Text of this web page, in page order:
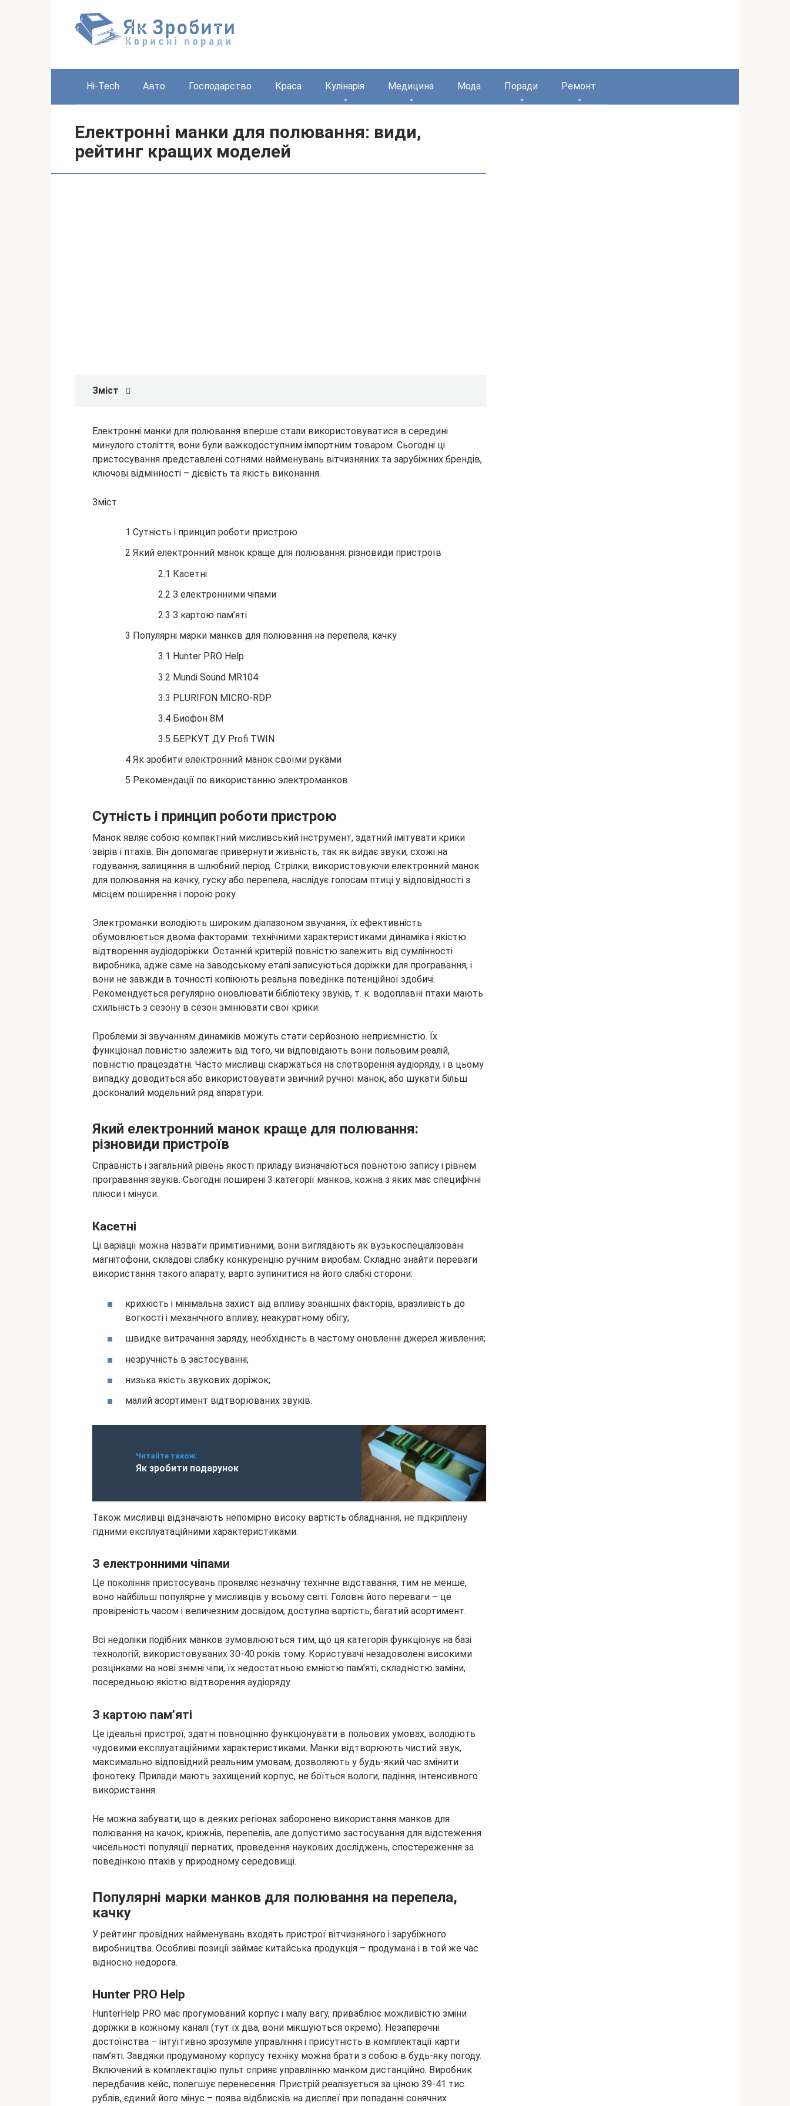
Hi-Tech Авто Господарство Краса Кулінарія Медицина Мода Поради Ремонт
Електронні манки для полювання: види,
рейтинг кращих моделей
Зміст
Електронні манки для полювання вперше стали використовуватися в середині
минулого століття, вони були важкодоступним імпортним товаром. Сьогодні ці
пристосування представлені сотнями найменувань вітчизняних та зарубіжних брендів,
ключові відмінності – дієвість та якість виконання.
Зміст
1 Сутність і принцип роботи пристрою
2 Який електронний манок краще для полювання: різновиди пристроїв
2.1 Касетні
2.2 З електронними чіпами
2.3 З картою пам’яті
3 Популярні марки манков для полювання на перепела, качку
3.1 Hunter PRO Help
3.2 Mundi Sound MR104
3.3 PLURIFON MICRO-RDP
3.4 Биофон 8М
3.5 БЕРКУТ ДУ Profi TWIN
4 Як зробити електронний манок своїми руками
5 Рекомендації по використанню электроманков
Сутність і принцип роботи пристрою
Манок являє собою компактний мисливський інструмент, здатний імітувати крики
звірів і птахів. Він допомагає привернути живність, так як видає звуки, схожі на
годування, залицяння в шлюбний період. Стрілки, використовуючи електронний манок
для полювання на качку, гуску або перепела, наслідує голосам птиці у відповідності з
місцем поширення і порою року.
Электроманки володіють широким діапазоном звучання, їх ефективність
обумовлюється двома факторами: технічними характеристиками динаміка і якістю
відтворення аудіодоріжки. Останній критерій повністю залежить від сумлінності
виробника, адже саме на заводському етапі записуються доріжки для програвання, і
вони не завжди в точності копіюють реальна поведінка потенційної здобичі.
Рекомендується регулярно оновлювати бібліотеку звуків, т. к. водоплавні птахи мають
схильність з сезону в сезон змінювати свої крики.
Проблеми зі звучанням динаміків можуть стати серйозною неприємністю. Їх
функціонал повністю залежить від того, чи відповідають вони польовим реалій,
повністю працездатні. Часто мисливці скаржаться на спотворення аудіоряду, і в цьому
випадку доводиться або використовувати звичний ручної манок, або шукати більш
досконалий модельний ряд апаратури.
Який електронний манок краще для полювання:
різновиди пристроїв
Справність і загальний рівень якості приладу визначаються повнотою запису і рівнем
програвання звуків. Сьогодні поширені 3 категорії манков, кожна з яких має специфічні
плюси і мінуси.
Касетні
Ці варіації можна назвати примітивними, вони виглядають як вузькоспеціалізовані
магнітофони, складові слабку конкуренцію ручним виробам. Складно знайти переваги
використання такого апарату, варто зупинитися на його слабкі сторони:
крихкість і мінімальна захист від впливу зовнішніх факторів, вразливість до
вогкості і механічного впливу, неакуратному обігу;
швидке витрачання заряду, необхідність в частому оновленні джерел живлення;
незручність в застосуванні;
низька якість звукових доріжок;
малий асортимент відтворюваних звуків.
Читайте також:
Як зробити подарунок
Також мисливці відзначають непомірно високу вартість обладнання, не підкріплену
гідними експлуатаційними характеристиками.
З електронними чіпами
Це покоління пристосувань проявляє незначну технічне відставання, тим не менше,
воно найбільш популярне у мисливців у всьому світі. Головні його переваги – це
провіреність часом і величезним досвідом, доступна вартість, багатий асортимент.
Всі недоліки подібних манков зумовлюються тим, що ця категорія функціонує на базі
технологій, використовуваних 30-40 років тому. Користувачі незадоволені високими
розцінками на нові знімні чіпи, їх недостатньою ємністю пам’яті, складністю заміни,
посередньою якістю відтворення аудіоряду.
З картою пам’яті
Це ідеальні пристрої, здатні повноцінно функціонувати в польових умовах, володіють
чудовими експлуатаційними характеристиками. Манки відтворюють чистий звук,
максимально відповідний реальним умовам, дозволяють у будь-який час змінити
фонотеку. Прилади мають захищений корпус, не боїться вологи, падіння, інтенсивного
використання.
Не можна забувати, що в деяких регіонах заборонено використання манков для
полювання на качок, крижнів, перепелів, але допустимо застосування для відстеження
чисельності популяції пернатих, проведення наукових досліджень, спостереження за
поведінкою птахів у природному середовищі.
Популярні марки манков для полювання на перепела,
качку
У рейтинг провідних найменувань входять пристрої вітчизняного і зарубіжного
виробництва. Особливі позиції займає китайська продукція – продумана і в той же час
відносно недорога.
Hunter PRO Help
HunterHelp PRO має прогумований корпус і малу вагу, приваблює можливістю зміни
доріжки в кожному каналі (тут їх два, вони мікшуються окремо). Незаперечні
достоїнства – інтуїтивно зрозуміле управління і присутність в комплектації карти
пам’яті. Завдяки продуманому корпусу техніку можна брати з собою в будь-яку погоду.
Включений в комплектацію пульт сприяє управлінню манком дистанційно. Виробник
передбачив кейс, полегшує перенесення. Пристрій реалізується за ціною 39-41 тис.
рублів, єдиний його мінус – поява відблисків на дисплеї при попаданні сонячних